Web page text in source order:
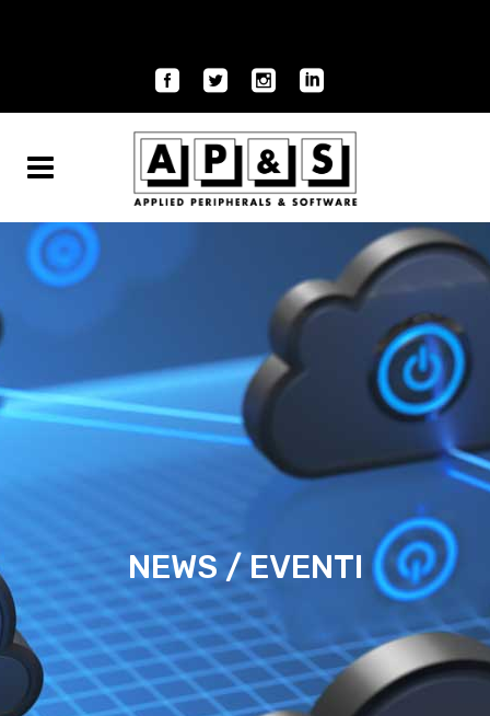
NEWS / EVENTI